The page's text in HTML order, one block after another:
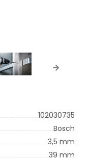
Next
102030735
Bosch
3,5 mm
39 mm